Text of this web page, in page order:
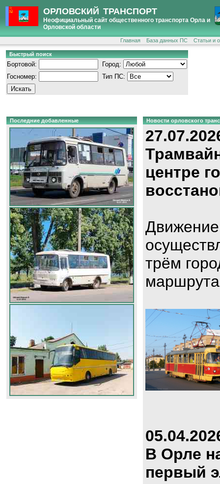
ОРЛОВСКИЙ ТРАНСПОРТ
Неофициальный сайт общественного транспорта Орла и
Орловской области
Главная База данных ПС Статьи и
Быстрый поиск
Бортовой:
Город:
Госномер:
Тип ПС:
Последние добавленные Новости орловского
центре
Движение
трём
В Орле
первый